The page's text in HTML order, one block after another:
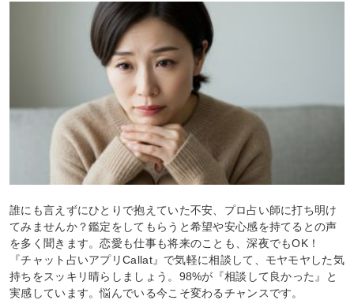
誰にも言えずにひとりで抱えていた不安、プロ占い師に打ち明け
てみませんか？鑑定をしてもらうと希望や安心感を持てるとの声
を多く聞きます。恋愛も仕事も将来のことも、深夜でもOK！
『チャット占いアプリCallat』で気軽に相談して、モヤモヤした気
持ちをスッキリ晴らしましょう。98%が『相談して良かった』と
実感しています。悩んでいる今こそ変わるチャンスです。